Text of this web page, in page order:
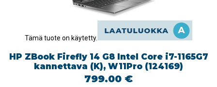
Tämä tuote on käytetty.
HP ZBook Firefly 14 G8 Intel Core i7-1165G7
kannettava (K), W11Pro (124169)
799.00 €